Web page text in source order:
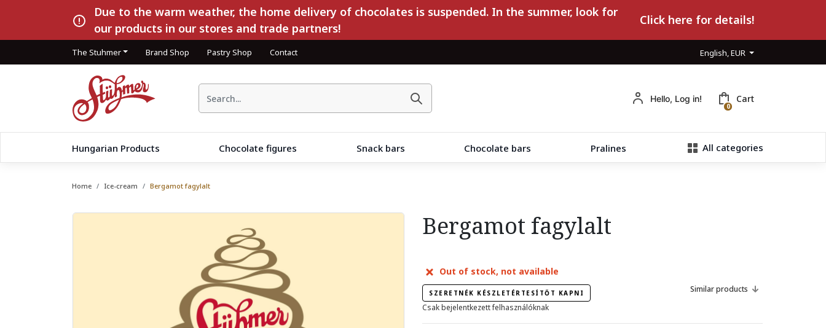
Due to the warm weather, the home delivery of chocolates is suspended. In the summer, look for
our products in our stores and trade partners!
Click here for details!
The Stuhmer Brand Shop Pastry Shop Contact English, EUR
Hello, Log in!
0
Cart
Hungarian Products Chocolate figures Snack bars Chocolate bars Pralines All categories
Home Ice-cream Bergamot fagylalt
Bergamot fagylalt
Out of stock, not available
SZERETNÉK KÉSZLETÉRTESÍTŐT KAPNI
Csak bejelentkezett felhasználóknak
Similar products